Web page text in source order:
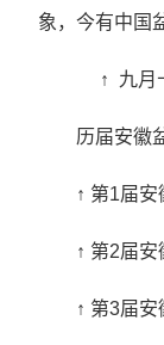
象，今有中国
↑ 九月
历届安徽
↑ 第1届
↑ 第2届
↑ 第3届